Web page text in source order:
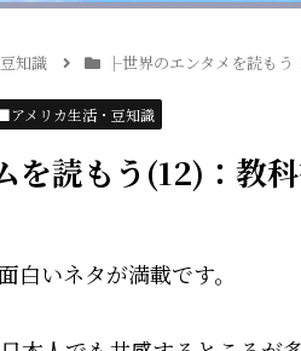
知識 ├世界のエンタメを読もう！
アメリカ生活・豆知識
を読もう(12)：教
白いネタが満載です。